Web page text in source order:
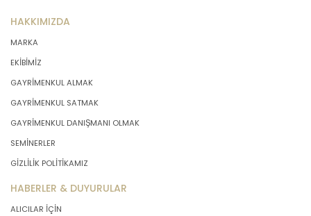
HAKKIMIZDA
MARKA
EKİBİMİZ
GAYRİMENKUL ALMAK
GAYRİMENKUL SATMAK
GAYRİMENKUL DANIŞMANI OLMAK
SEMİNERLER
GİZLİLİK POLİTİKAMIZ
HABERLER & DUYURULAR
ALICILAR İÇİN